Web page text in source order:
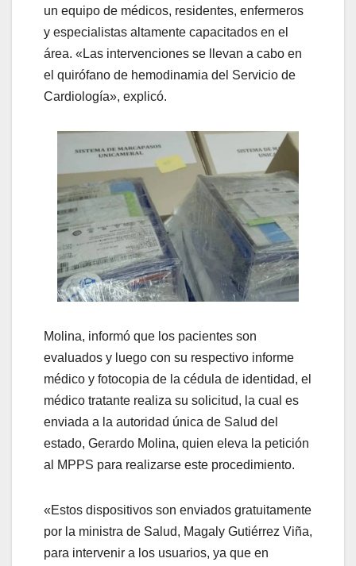
un equipo de médicos, residentes, enfermeros
y especialistas altamente capacitados en el
área. «Las intervenciones se llevan a cabo en
el quirófano de hemodinamia del Servicio de
Cardiología», explicó.
Molina, informó que los pacientes son
evaluados y luego con su respectivo informe
médico y fotocopia de la cédula de identidad, el
médico tratante realiza su solicitud, la cual es
enviada a la autoridad única de Salud del
estado, Gerardo Molina, quien eleva la petición
al MPPS para realizarse este procedimiento.
«Estos dispositivos son enviados gratuitamente
por la ministra de Salud, Magaly Gutiérrez Viña,
para intervenir a los usuarios, ya que en